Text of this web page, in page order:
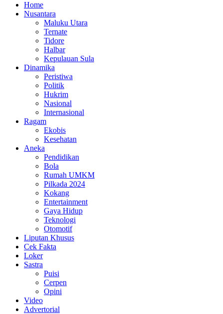
Home
Nusantara
Maluku Utara
Ternate
Tidore
Halbar
Kepulauan Sula
Dinamika
Peristiwa
Politik
Hukrim
Nasional
Internasional
Ragam
Ekobis
Kesehatan
Aneka
Pendidikan
Bola
Rumah UMKM
Pilkada 2024
Kokang
Entertainment
Gaya Hidup
Teknologi
Otomotif
Liputan Khusus
Cek Fakta
Loker
Sastra
Puisi
Cerpen
Opini
Video
Advertorial